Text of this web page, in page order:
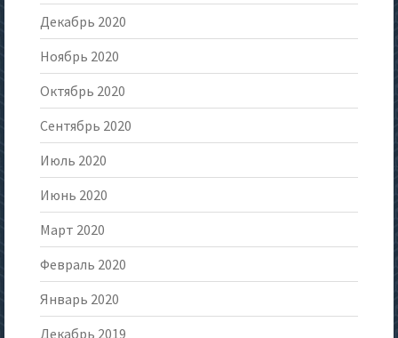
Декабрь 2020
Ноябрь 2020
Октябрь 2020
Сентябрь 2020
Июль 2020
Июнь 2020
Март 2020
Февраль 2020
Январь 2020
Декабрь 2019